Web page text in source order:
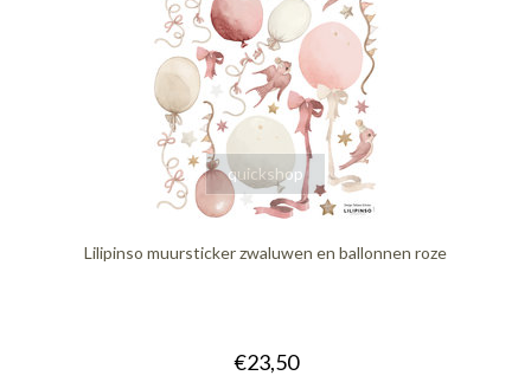
quickshop
Lilipinso muursticker zwaluwen en ballonnen roze
€23,50